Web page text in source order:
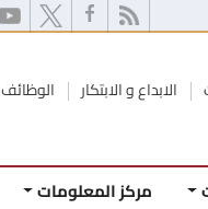
الابداع و الابتكار الوظائف
مركز المعلومات